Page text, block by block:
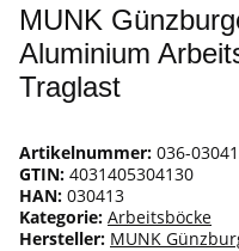
MUNK
Aluminium
Traglast
Artikelnummer: 036-
GTIN: 4031405304130
HAN: 030413
Kategorie: Arbeitsböcke
Hersteller: MUNK